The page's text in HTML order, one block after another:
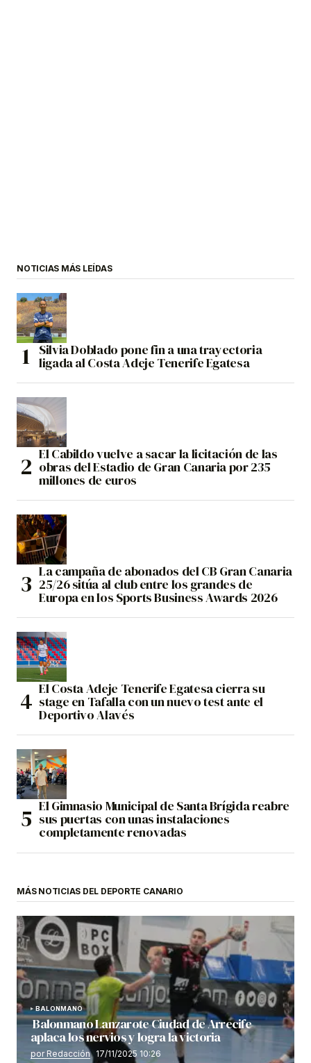
NOTICIAS MÁS LEÍDAS
Silvia Doblado pone fin a una trayectoria
ligada al Costa Adeje Tenerife Egatesa
El Cabildo vuelve a sacar la licitación de las
obras del Estadio de Gran Canaria por 235
millones de euros
La campaña de abonados del CB Gran Canaria
25/26 sitúa al club entre los grandes de
Europa en los Sports Business Awards 2026
El Costa Adeje Tenerife Egatesa cierra su
stage en Tafalla con un nuevo test ante el
Deportivo Alavés
El Gimnasio Municipal de Santa Brígida reabre
sus puertas con unas instalaciones
completamente renovadas
MÁS NOTICIAS DEL DEPORTE CANARIO
BALONMANO
Balonmano Lanzarote Ciudad de Arrecife
aplaca los nervios y logra la victoria
por Redacción 17/11/2025 10:26